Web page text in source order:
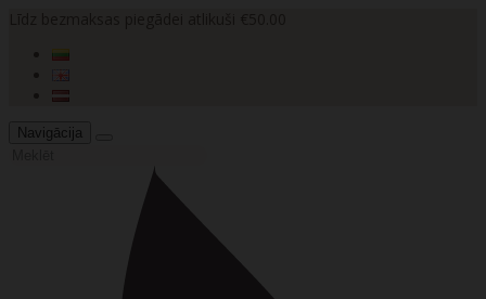
Navigācija